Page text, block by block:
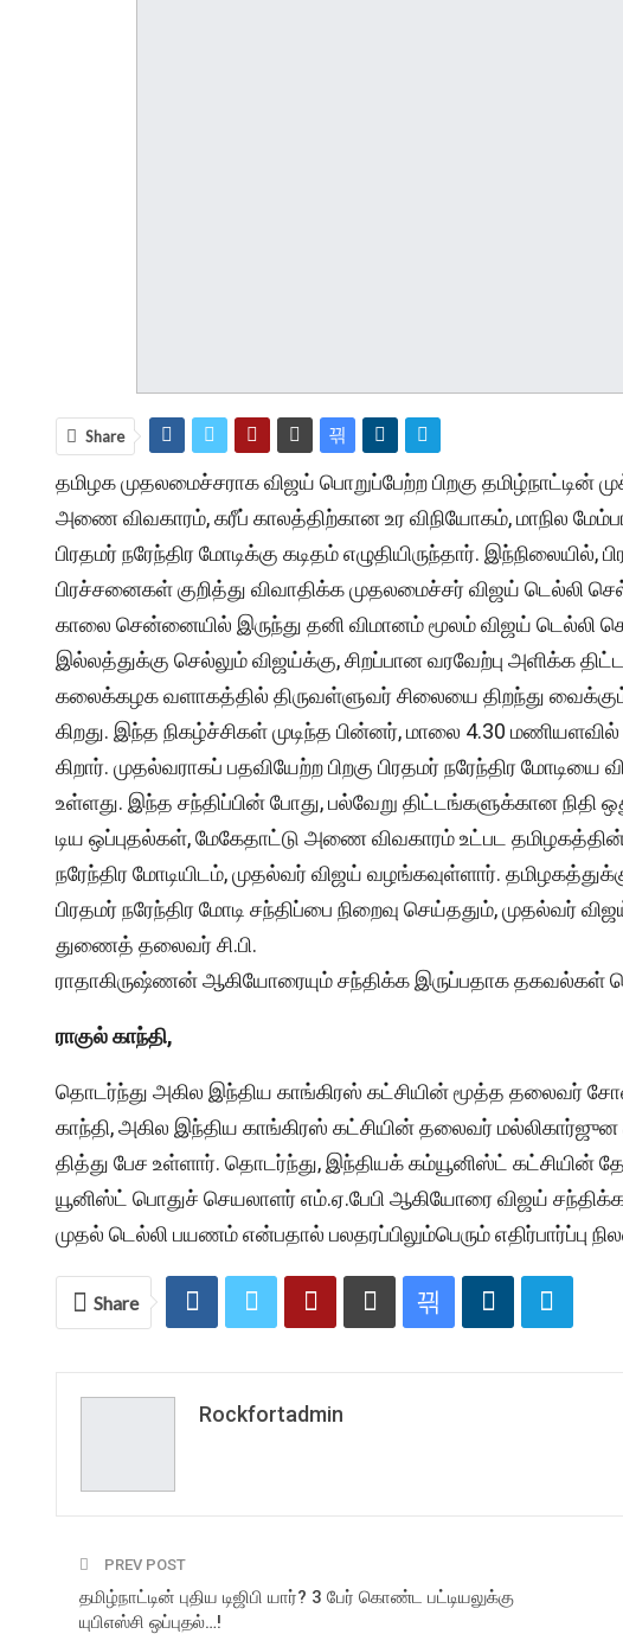
Share
தமிழக முதலமைச்சராக விஜய் பொறுப்பேற்ற பிறகு தமிழ்நாட்டின்
அணை விவகாரம், கரீப் காலத்திற்கான உர விநியோகம், மாநில
பிரதமர் நரேந்திர மோடிக்கு கடிதம் எழுதியிருந்தார். இந்நிலையில்,
பிரச்சனைகள் குறித்து விவாதிக்க முதலமைச்சர் விஜய் டெல்லி
காலை சென்​னை​யில் இருந்து தனி விமானம் மூலம் விஜய் டெல்லி
இல்​லத்​துக்கு செல்​லும் விஜய்க்​கு, சிறப்​பான வரவேற்பு அளிக்க
கலைக்​கழக வளாகத்​தில் திரு​வள்​ளுவர் சிலையை திறந்து வைக்​கும்
கிறது. இந்த நிகழ்ச்​சிகள் முடிந்த பின்​னர், மாலை 4.30
கிறார். முதல்​வ​ராகப் பதவி​யேற்ற பிறகு பிரதமர் நரேந்​திர மோடியை
உள்​ளது. இந்த சந்​திப்​பின் போது, பல்​வேறு திட்​டங்​களுக்​கான
டிய ஒப்​புதல்​கள், மேகே​தாட்டு அணை விவ​காரம் உட்பட
நரேந்​திர மோடி​யிடம், முதல்​வர் விஜய் வழங்​க​வுள்​ளார்.
பிரதமர் நரேந்​திர மோடி சந்​திப்பை நிறைவு செய்​ததும், முதல்​வர் விஜய்
துணைத் தலை​வர் சி.பி.​
ரா​தாகிருஷ்ணன் ஆகியோரை​யும் சந்​திக்க இருப்பதாக தகவல்​கள்
ராகுல் காந்​தி,
தொடர்ந்து அகில இந்​திய காங்​கிரஸ் கட்​சி​யின் மூத்த தலை​வர்
காந்​தி, அகில இந்​திய காங்​கிரஸ் கட்​சி​யின் தலை​வர்
தித்து பேச உள்​ளார். தொடர்ந்​து, இந்​தி​யக் கம்​யூனிஸ்ட் கட்​சி​யின்
யூனிஸ்ட் பொதுச் செயலாளர் எம்​.ஏ.பேபி ஆகியோரை விஜய் சந்​திக்க
முதல்​ டெல்​லி பயணம்​ என்​ப​தால்​ பலதரப்​பிலும்​பெரும்​ எ​திர்​பார்​ப்​பு
Share
Rockfortadmin
PREV POST
தமிழ்நாட்டின் புதிய டிஜிபி யார்? 3 பேர் கொண்ட பட்டியலுக்கு
யுபிஎஸ்சி ஒப்புதல்…!